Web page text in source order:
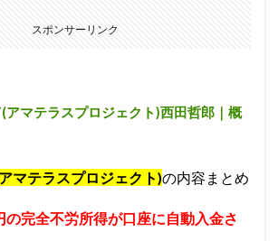
スポンサーリンク
アマテラスプロジェクト)西田哲郎｜概
マテラスプロジェクト)の内容まとめ
の完全不労所得が口座に自動入金さ